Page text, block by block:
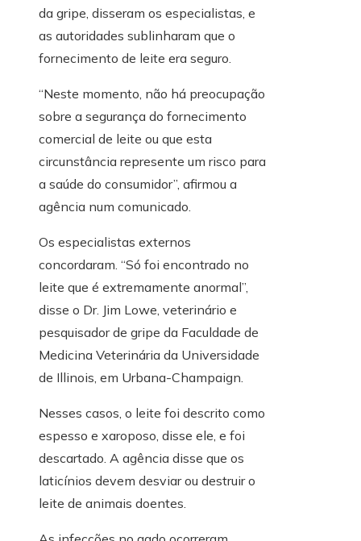
da gripe, disseram os especialistas, e
as autoridades sublinharam que o
fornecimento de leite era seguro.
“Neste momento, não há preocupação
sobre a segurança do fornecimento
comercial de leite ou que esta
circunstância represente um risco para
a saúde do consumidor”, afirmou a
agência num comunicado.
Os especialistas externos
concordaram. “Só foi encontrado no
leite que é extremamente anormal”,
disse o Dr. Jim Lowe, veterinário e
pesquisador de gripe da Faculdade de
Medicina Veterinária da Universidade
de Illinois, em Urbana-Champaign.
Nesses casos, o leite foi descrito como
espesso e xaroposo, disse ele, e foi
descartado. A agência disse que os
laticínios devem desviar ou destruir o
leite de animais doentes.